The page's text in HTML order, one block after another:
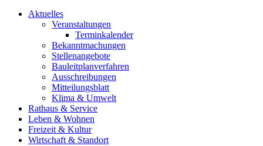
Aktuelles
Veranstaltungen
Terminkalender
Bekanntmachungen
Stellenangebote
Bauleitplanverfahren
Ausschreibungen
Mitteilungsblatt
Klima & Umwelt
Rathaus & Service
Leben & Wohnen
Freizeit & Kultur
Wirtschaft & Standort